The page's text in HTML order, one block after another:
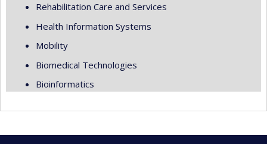
Rehabilitation Care and Services
Health Information Systems
Mobility
Biomedical Technologies
Bioinformatics